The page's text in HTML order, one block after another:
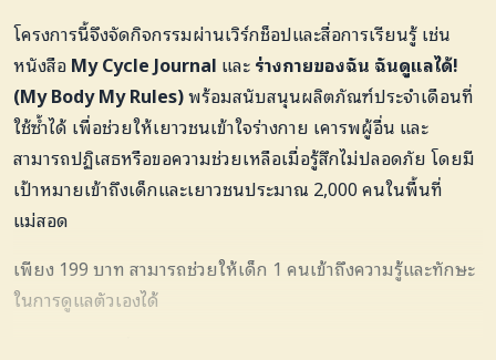
โครงการนี้จึงจัดกิจกรรมผ่านเวิร์กช็อปและสื่อการเรียนรู้ เช่น
หนังสือMy Cycle Journal และร่างกายของฉัน ฉันดูแลได้!
(My Body My Rules)พร้อมสนับสนุนผลิตภัณฑ์ประจำเดือนที่
ใช้ซ้ำได้ เพื่อช่วยให้เยาวชนเข้าใจร่างกาย เคารพผู้อื่น และ
สามารถปฏิเสธหรือขอความช่วยเหลือเมื่อรู้สึกไม่ปลอดภัย โดยมี
เป้าหมายเข้าถึงเด็กและเยาวชนประมาณ 2,000 คนในพื้นที่
แม่สอด
เพียง 199 บาท สามารถช่วยให้เด็ก 1 คนเข้าถึงความรู้และทักษะ
ในการดูแลตัวเองได้